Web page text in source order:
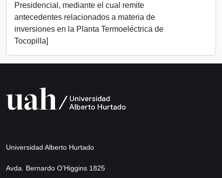
Presidencial, mediante el cual remite
antecedentes relacionados a materia de
inversiones en la Planta Termoeléctrica de
Tocopilla]
Universidad Alberto Hurtado
Avda. Bernardo O’Higgins 1825